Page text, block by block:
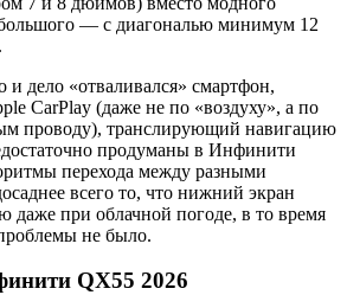
— с диагональю минимум 12
дело «отваливался» смартфон,
CarPlay (даже не по «воздуху», а по
проводу), транслирующий навигацию
продуманы в Инфинити
перехода между разными
всего то, что нижний экран
даже при облачной погоде, в то время
не было.
QX55 2026